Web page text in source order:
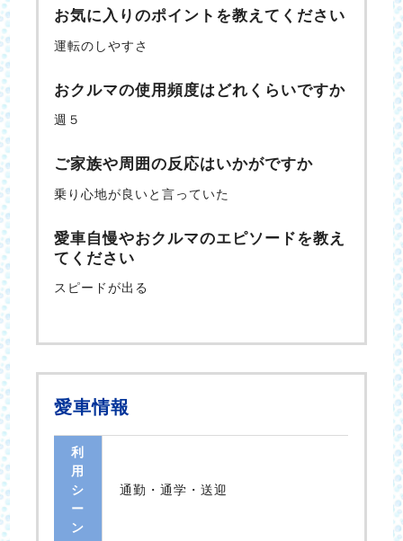
お気に入りのポイントを教えてください
運転のしやすさ
おクルマの使用頻度はどれくらいですか
週５
ご家族や周囲の反応はいかがですか
乗り心地が良いと言っていた
愛車自慢やおクルマのエピソードを教え
てください
スピードが出る
愛車情報
利
用
シ
ー
ン
通勤・通学・送迎